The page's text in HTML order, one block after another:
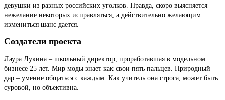
девушки из разных российских уголков. Правда, скоро выясняется
нежелание некоторых исправляться, а действительно желающим
измениться шанс дается.
Создатели проекта
Лаура Лукина – школьный директор, проработавшая в модельном
бизнесе 25 лет. Мир моды знает как свои пять пальцев. Природный
дар – умение общаться с каждым. Как учитель она строга, может быть
суровой, но объективна.